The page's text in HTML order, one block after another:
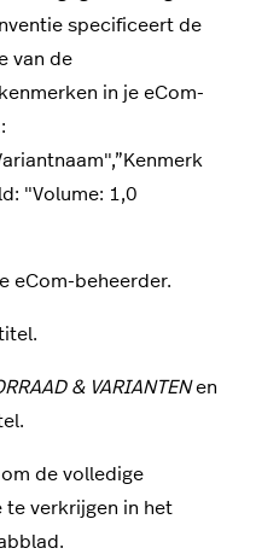
specificeert de
van de
in je eCom-
"Volume: 1,0
eCom-beheerder.
& VARIANTENen
de volledige
te verkrijgen in het